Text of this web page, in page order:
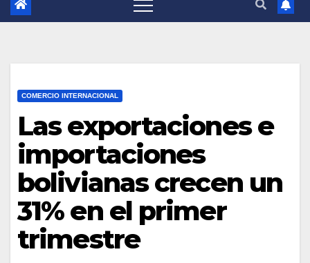
COMERCIO INTERNACIONAL
Las exportaciones e
importaciones
bolivianas crecen un
31% en el primer
trimestre